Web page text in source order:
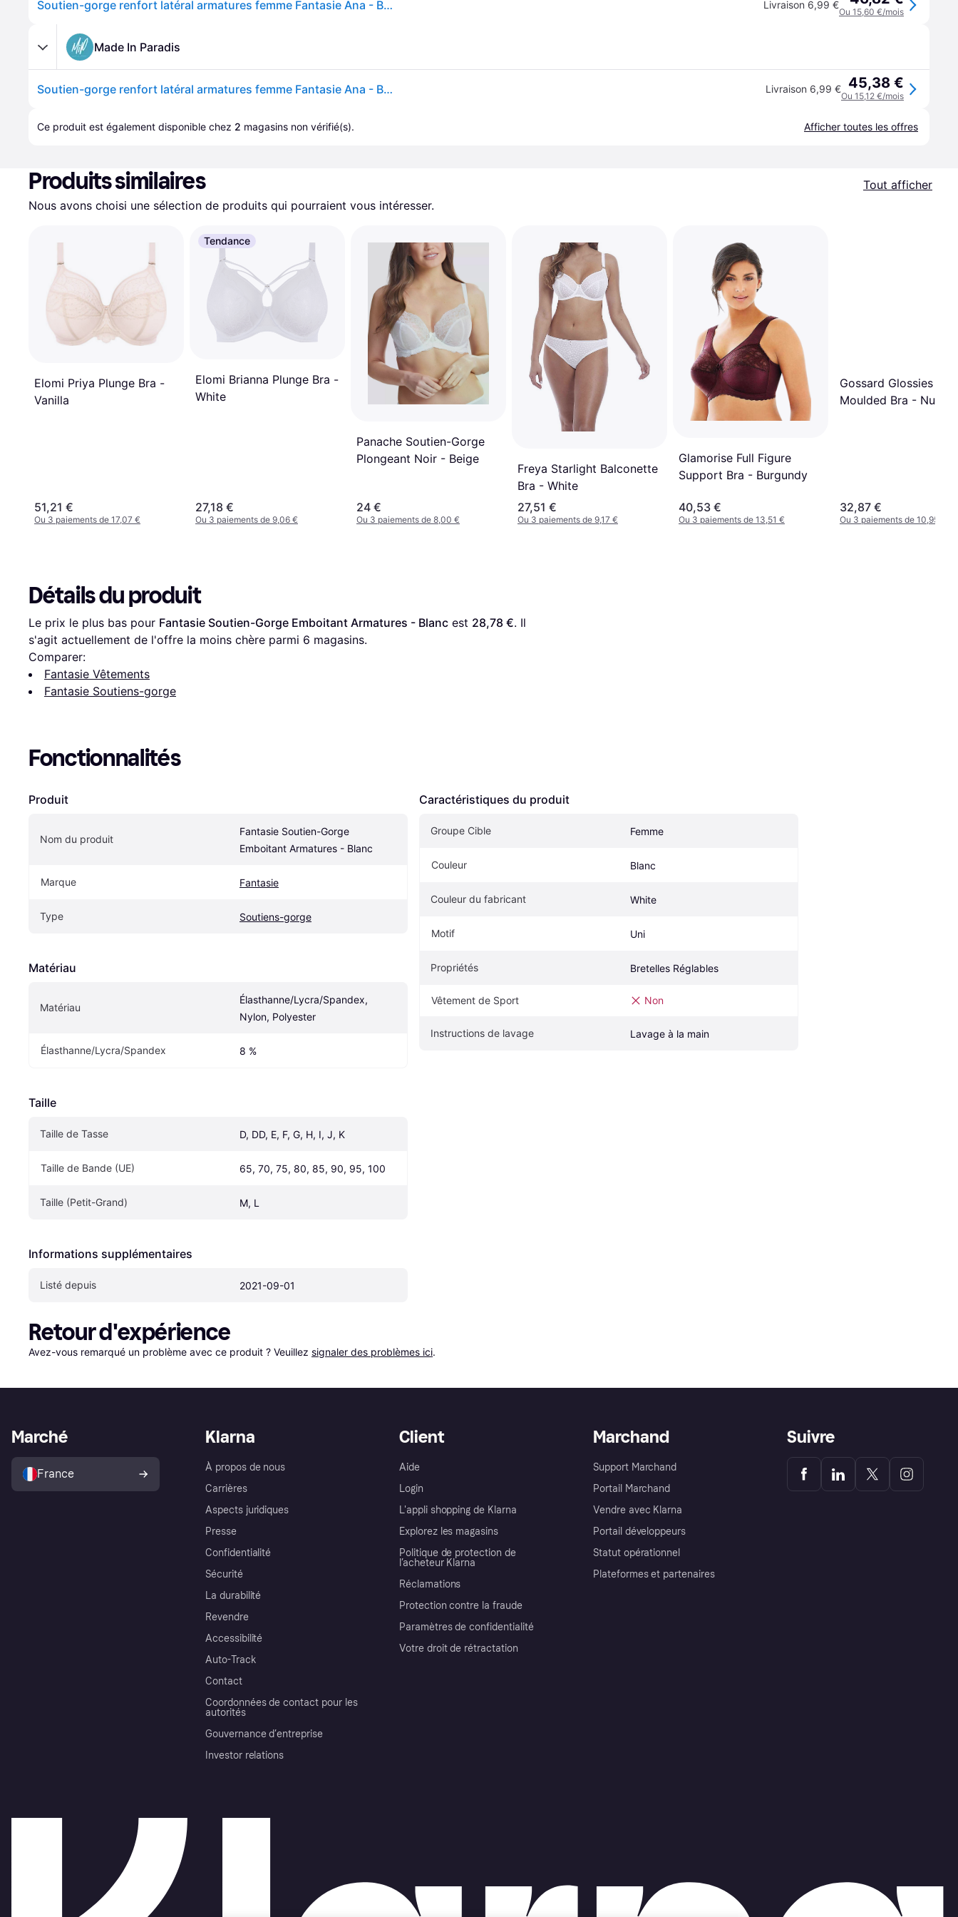
Soutien-gorge renfort latéral armatures femme Fantasie Ana - Blanc Livraison 6,99 €
Ou 15,60 €/mois
Made In Paradis
Soutien-gorge renfort latéral armatures femme Fantasie Ana - Blanc Livraison 6,99 € 45,38 €
Ou 15,12 €/mois
Ce produit est également disponible chez 2 magasins non vérifié(s). Afficher toutes les offres
Produits similaires
Tout afficher
Nous avons choisi une sélection de produits qui pourraient vous intéresser.
Elomi Priya Plunge Bra -
Vanilla
51,21 €
Ou 3 paiements de 17,07 €
Tendance
Elomi Brianna Plunge Bra -
White
27,18 €
Ou 3 paiements de 9,06 €
Panache Soutien-Gorge
Plongeant Noir - Beige
24 €
Ou 3 paiements de 8,00 €
Freya Starlight Balconette
Bra - White
27,51 €
Ou 3 paiements de 9,17 €
Glamorise Full Figure
Support Bra - Burgundy
40,53 €
Ou 3 paiements de 13,51 €
Gossard Glossies
Moulded Bra - Nude
32,87 €
Ou 3 paiements de 10,95 €
Détails du produit
Le prix le plus bas pour Fantasie Soutien-Gorge Emboitant Armatures - Blanc est 28,78 €. Il
s'agit actuellement de l'offre la moins chère parmi 6 magasins.
Comparer:
Fantasie Vêtements
Fantasie Soutiens-gorge
Fonctionnalités
Produit
Nom du produit
Fantasie Soutien-Gorge
Emboitant Armatures - Blanc
Marque Fantasie
Type Soutiens-gorge
Matériau
Matériau
Élasthanne/Lycra/Spandex,
Nylon, Polyester
Élasthanne/Lycra/Spandex 8 %
Taille
Taille de Tasse D, DD, E, F, G, H, I, J, K
Taille de Bande (UE) 65, 70, 75, 80, 85, 90, 95, 100
Taille (Petit-Grand) M, L
Informations supplémentaires
Listé depuis 2021-09-01
Caractéristiques du produit
Groupe Cible Femme
Couleur Blanc
Couleur du fabricant White
Motif Uni
Propriétés Bretelles Réglables
Vêtement de Sport Non
Instructions de lavage Lavage à la main
Retour d'expérience
Avez-vous remarqué un problème avec ce produit ? Veuillez signaler des problèmes ici.
Klarna
À propos de nous
Carrières
Aspects juridiques
Presse
Confidentialité
Sécurité
La durabilité
Revendre
Accessibilité
Auto-Track
Contact
Coordonnées de contact pour les
autorités
Gouvernance d’entreprise
Investor relations
Client
Aide
Login
L'appli shopping de Klarna
Explorez les magasins
Politique de protection de
l’acheteur Klarna
Réclamations
Protection contre la fraude
Paramètres de confidentialité
Votre droit de rétractation
Marchand
Support Marchand
Portail Marchand
Vendre avec Klarna
Portail développeurs
Statut opérationnel
Plateformes et partenaires
Marché
France
Suivre